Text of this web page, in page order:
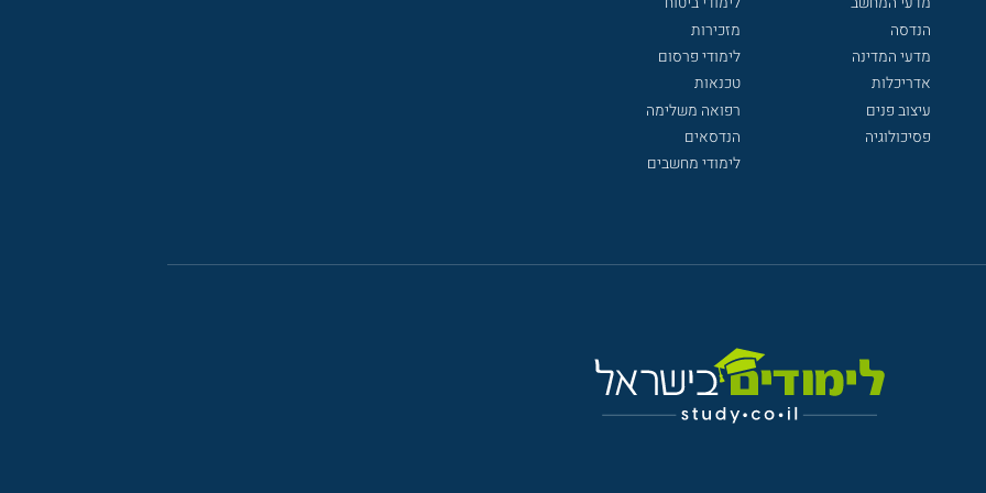
הנדסה
מדעי המדינה
אדריכלות
עיצוב פנים
פסיכולוגיה
מזכירות
לימודי פרסום
טכנאות
רפואה משלימה
הנדסאים
לימודי מחשבים